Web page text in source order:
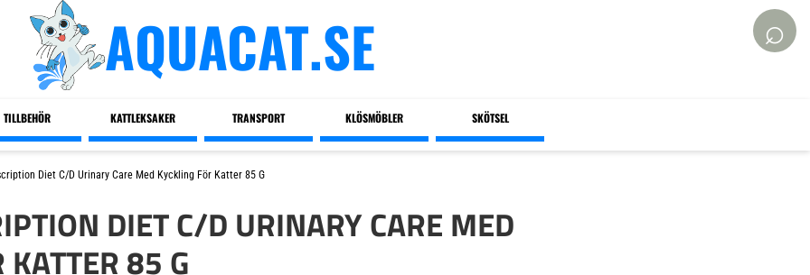
AQUACAT.SE ⌕
TILLBEHÖR KATTLEKSAKER TRANSPORT KLÖSMÖBLER SKÖTSEL
Diet C/d Urinary Care Med Kyckling För Katter 85 G
DIET C/D URINARY CARE MED
KATTER 85 G